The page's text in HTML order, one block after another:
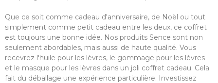
Que ce soit comme cadeau d'anniversaire, de Noël ou tout
simplement comme petit cadeau entre les deux, ce coffret
est toujours une bonne idée. Nos produits Sence sont non
seulement abordables, mais aussi de haute qualité. Vous
recevrez l'huile pour les lèvres, le gommage pour les lèvres
et le masque pour les lèvres dans un joli coffret cadeau. Cela
fait du déballage une expérience particulière. Investissez